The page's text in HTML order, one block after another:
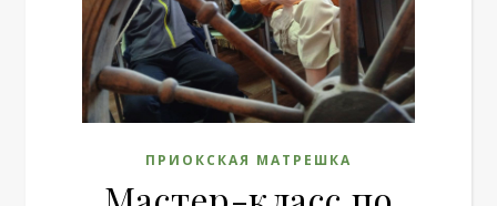
ПРИОКСКАЯ МАТРЕШКА